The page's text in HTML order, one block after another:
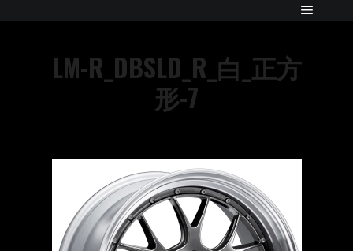
LM-R_DBSLD_R_白_正方
形-7